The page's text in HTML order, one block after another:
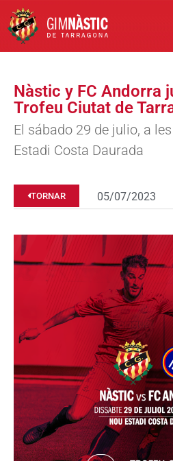
Nàstic y FC Andorra
Trofeu Ciutat de
El sábado 29 de julio, a
Estadi Costa Daurada
TORNAR 05/07/2023